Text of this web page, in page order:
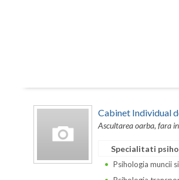
Cabinet Individual
Ascultarea oarba, fara
Specialitati
Psihologia muncii